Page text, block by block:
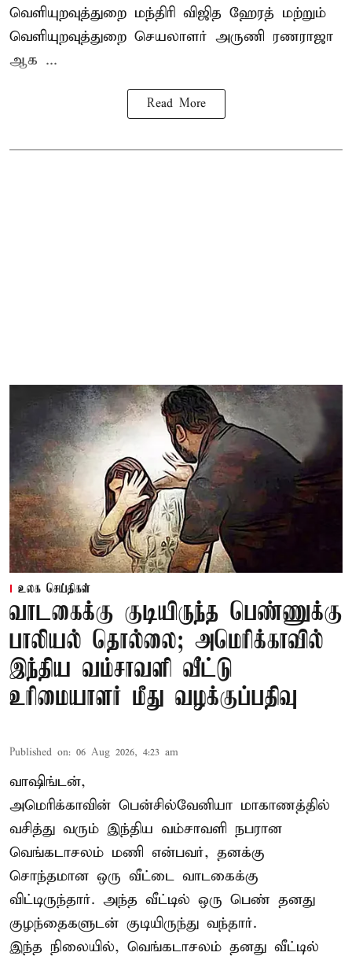
வெளியுறவுத்துறை மந்திரி விஜித ஹேரத் மற்றும்
வெளியுறவுத்துறை செயலாளர் அருணி ரணராஜா
ஆக ...
Read More
உலக செய்திகள்
வாடகைக்கு குடியிருந்த பெண்ணுக்கு
பாலியல் தொல்லை; அமெரிக்காவில்
இந்திய வம்சாவளி வீட்டு
உரிமையாளர் மீது வழக்குப்பதிவு
Published on: 06 Aug 2026, 4:23 am
வாஷிங்டன்,
அமெரிக்காவின் பென்சில்வேனியா மாகாணத்தில்
வசித்து வரும் இந்திய வம்சாவளி நபரான
வெங்கடாசலம் மணி என்பவர், தனக்கு
சொந்தமான ஒரு வீட்டை வாடகைக்கு
விட்டிருந்தார். அந்த வீட்டில் ஒரு பெண் தனது
குழந்தைகளுடன் குடியிருந்து வந்தார்.
இந்த நிலையில், வெங்கடாசலம் தனது வீட்டில்